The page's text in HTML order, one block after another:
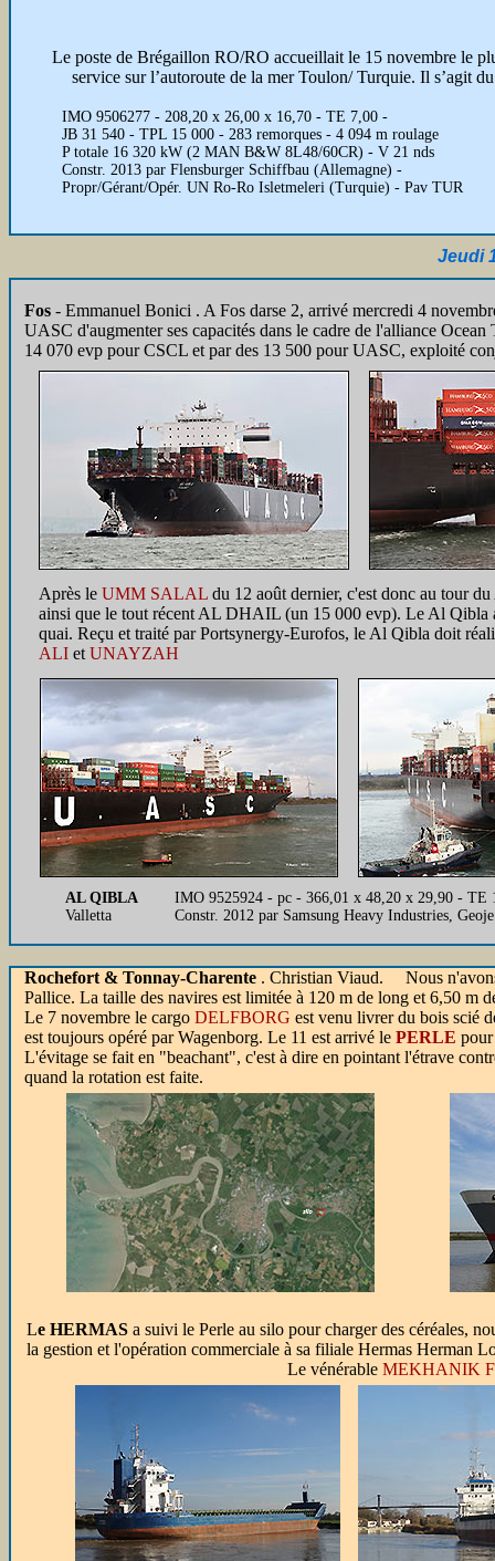
Le poste de Brégaillon RO/RO accueillait le 15 novembre le
service sur l’autoroute de la mer Toulon/ Turquie. Il s’agit
IMO 9506277 - 208,20 x 26,00 x 16,70 - TE 7,00 -
JB 31 540 - TPL 15 000 - 283 remorques - 4 094 m roulage
P totale 16 320 kW (2 MAN B&W 8L48/60CR) - V 21 nds
Constr. 2013 par Flensburger Schiffbau (Allemagne) -
Propr/Gérant/Opér. UN Ro-Ro Isletmeleri (Turquie) - Pav TUR
Jeudi
Fos - Emmanuel Bonici . A Fos darse 2, arrivé mercredi 4
UASC d'augmenter ses capacités dans le cadre de l'alliance
14 070 evp pour CSCL et par des 13 500 pour UASC, exploité
Après le UMM SALAL du 12 août dernier, c'est donc au tour
ainsi que le tout récent AL DHAIL (un 15 000 evp). Le Al Qibla
quai. Reçu et traité par Portsynergy-Eurofos, le Al Qibla doit
ALI et UNAYZAH
AL QIBLA
Valletta
IMO 9525924 - pc - 366,01 x 48,20 x 29,90 -
Constr. 2012 par Samsung Heavy Industries,
Rochefort & Tonnay-Charente . Christian Viaud. Nous n'avons
Pallice. La taille des navires est limitée à 120 m de long et 6,50 m
Le 7 novembre le cargo DELFBORG est venu livrer du bois scié
est toujours opéré par Wagenborg. Le 11 est arrivé le PERLE
L'évitage se fait en "beachant", c'est à dire en pointant l'étrave
quand la rotation est faite.
Le HERMAS a suivi le Perle au silo pour charger des céréales,
la gestion et l'opération commerciale à sa filiale Hermas Herman
Le vénérable MEKHANIK